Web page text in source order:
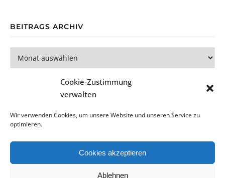
Cookie-Zustimmung
verwalten
Wir verwenden Cookies, um unsere Website und unseren Service zu
optimieren.
Cookies akzeptieren
Ablehnen
BEITRAGS ARCHIV
Beitrags Archiv
Bard Theme vonWP Royal.
Datenschutzerklärung Impressum Cookie-Richtlinie (EU)